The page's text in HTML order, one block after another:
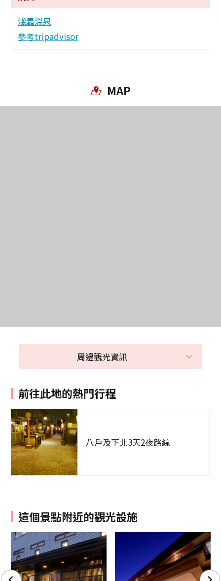
淺蟲溫泉
參考tripadvisor
MAP
周邊觀光資訊
前往此地的熱門行程
八戶及下北3天2夜路線
這個景點附近的觀光設施